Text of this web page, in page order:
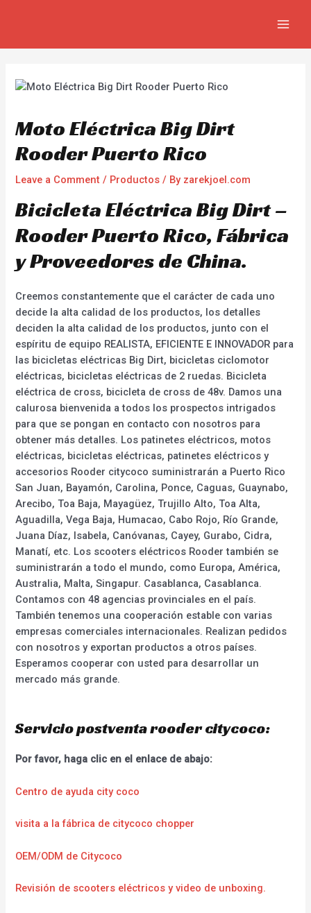
Moto Eléctrica Big Dirt
Rooder Puerto Rico
Leave a Comment / Productos / By zarekjoel.com
Bicicleta Eléctrica Big Dirt –
Rooder Puerto Rico, Fábrica
y Proveedores de China.
Creemos constantemente que el carácter de cada uno
decide la alta calidad de los productos, los detalles
deciden la alta calidad de los productos, junto con el
espíritu de equipo REALISTA, EFICIENTE E INNOVADOR para
las bicicletas eléctricas Big Dirt, bicicletas ciclomotor
eléctricas, bicicletas eléctricas de 2 ruedas. Bicicleta
eléctrica de cross, bicicleta de cross de 48v. Damos una
calurosa bienvenida a todos los prospectos intrigados
para que se pongan en contacto con nosotros para
obtener más detalles. Los patinetes eléctricos, motos
eléctricas, bicicletas eléctricas, patinetes eléctricos y
accesorios Rooder citycoco suministrarán a Puerto Rico
San Juan, Bayamón, Carolina, Ponce, Caguas, Guaynabo,
Arecibo, Toa Baja, Mayagüez, Trujillo Alto, Toa Alta,
Aguadilla, Vega Baja, Humacao, Cabo Rojo, Río Grande,
Juana Díaz, Isabela, Canóvanas, Cayey, Gurabo, Cidra,
Manatí, etc. Los scooters eléctricos Rooder también se
suministrarán a todo el mundo, como Europa, América,
Australia, Malta, Singapur. Casablanca, Casablanca.
Contamos con 48 agencias provinciales en el país.
También tenemos una cooperación estable con varias
empresas comerciales internacionales. Realizan pedidos
con nosotros y exportan productos a otros países.
Esperamos cooperar con usted para desarrollar un
mercado más grande.
Servicio postventa rooder citycoco:
Por favor, haga clic en el enlace de abajo:
Centro de ayuda city coco
visita a la fábrica de citycoco chopper
OEM/ODM de Citycoco
Revisión de scooters eléctricos y video de unboxing.